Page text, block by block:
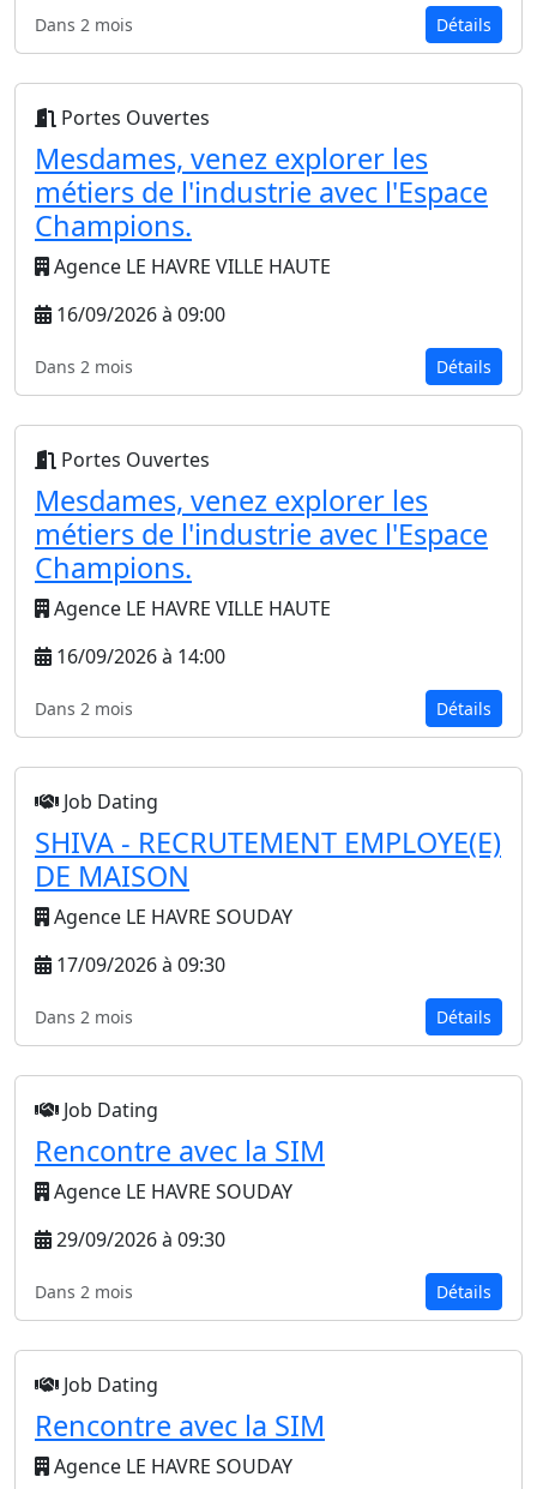
Dans 2 mois Détails
Portes Ouvertes
Mesdames, venez explorer les
métiers de l'industrie avec l'Espace
Champions.
Agence LE HAVRE VILLE HAUTE
16/09/2026 à 09:00
Dans 2 mois Détails
Portes Ouvertes
Mesdames, venez explorer les
métiers de l'industrie avec l'Espace
Champions.
Agence LE HAVRE VILLE HAUTE
16/09/2026 à 14:00
Dans 2 mois Détails
Job Dating
SHIVA - RECRUTEMENT EMPLOYE(E)
DE MAISON
Agence LE HAVRE SOUDAY
17/09/2026 à 09:30
Dans 2 mois Détails
Job Dating
Rencontre avec la SIM
Agence LE HAVRE SOUDAY
29/09/2026 à 09:30
Dans 2 mois Détails
Job Dating
Rencontre avec la SIM
Agence LE HAVRE SOUDAY